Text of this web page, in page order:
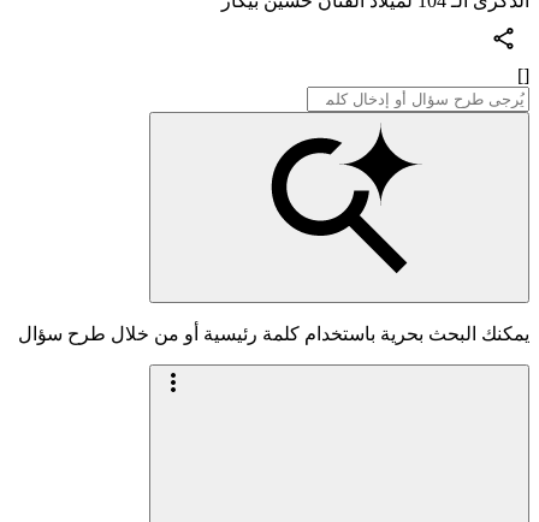
[]
يمكنك البحث بحرية باستخدام كلمة رئيسية أو من خلال طرح سؤال